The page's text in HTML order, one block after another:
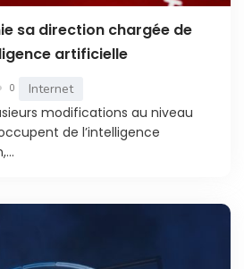
sa direction chargée de
artificielle
0 Internet
modifications au niveau
de l’intelligence